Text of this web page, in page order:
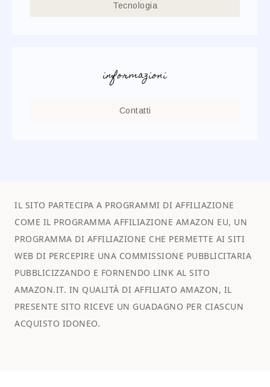
Tecnologia
informazioni
Contatti
IL SITO PARTECIPA A PROGRAMMI DI AFFILIAZIONE
COME IL PROGRAMMA AFFILIAZIONE AMAZON EU, UN
PROGRAMMA DI AFFILIAZIONE CHE PERMETTE AI SITI
WEB DI PERCEPIRE UNA COMMISSIONE PUBBLICITARIA
PUBBLICIZZANDO E FORNENDO LINK AL SITO
AMAZON.IT. IN QUALITÀ DI AFFILIATO AMAZON, IL
PRESENTE SITO RICEVE UN GUADAGNO PER CIASCUN
ACQUISTO IDONEO.